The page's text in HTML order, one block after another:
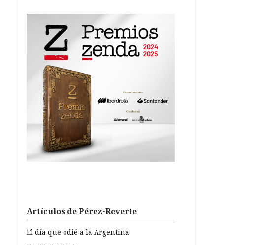
Artículos de Pérez-Reverte
El día que odié a la Argentina